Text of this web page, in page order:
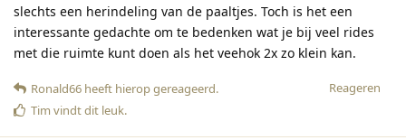
slechts een herindeling van de paaltjes. Toch is het een
interessante gedachte om te bedenken wat je bij veel rides
met die ruimte kunt doen als het veehok 2x zo klein kan.
Reageren
Ronald66 heeft hierop gereageerd.
Tim vindt dit leuk.